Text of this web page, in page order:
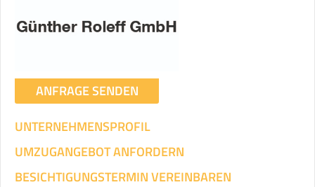
ANFRAGE SENDEN
UNTERNEHMENSPROFIL
UMZUGANGEBOT ANFORDERN
BESICHTIGUNGSTERMIN VEREINBAREN